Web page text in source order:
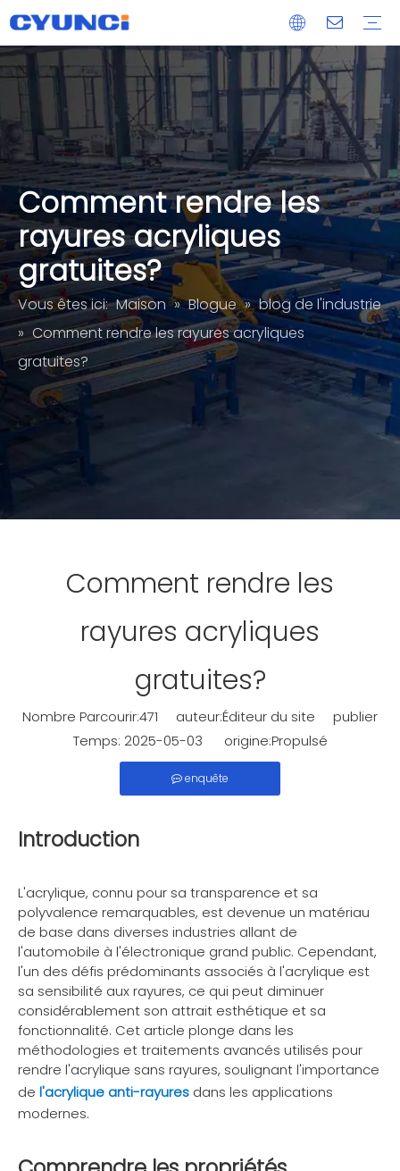
Comment rendre les
rayures acryliques
gratuites?
Vous êtes ici: Maison » Blogue » blog de l'industrie
» Comment rendre les rayures acryliques
gratuites?
Comment rendre les
rayures acryliques
gratuites?
Nombre Parcourir:471 auteur:Éditeur du site publier
Temps: 2025-05-03 origine:Propulsé
enquête
Introduction
L'acrylique, connu pour sa transparence et sa
polyvalence remarquables, est devenue un matériau
de base dans diverses industries allant de
l'automobile à l'électronique grand public. Cependant,
l'un des défis prédominants associés à l'acrylique est
sa sensibilité aux rayures, ce qui peut diminuer
considérablement son attrait esthétique et sa
fonctionnalité. Cet article plonge dans les
méthodologies et traitements avancés utilisés pour
rendre l'acrylique sans rayures, soulignant l'importance
de l'acrylique anti-rayures dans les applications
modernes.